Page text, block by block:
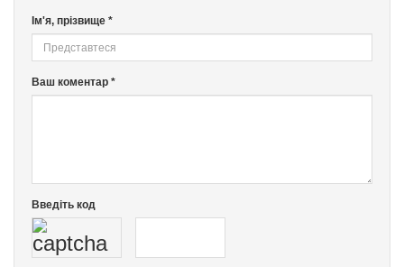
Ім'я, прізвище *
Ваш коментар *
Введіть код